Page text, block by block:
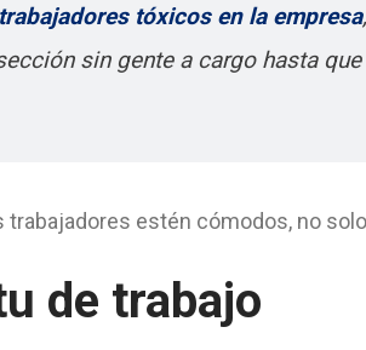
trabajadores tóxicos en la empresa
sin gente a cargo hasta
estén cómodos, no
de trabajo